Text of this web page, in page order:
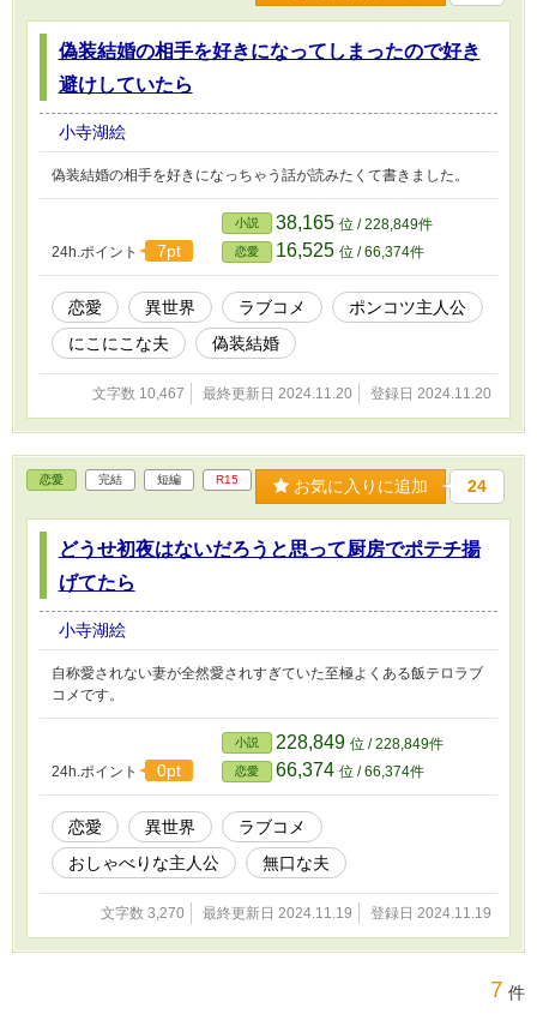
偽装結婚の相手を好きになってしまったので好き
避けしていたら
小寺湖絵
偽装結婚の相手を好きになっちゃう話が読みたくて書きました。
24h.ポイント 7pt
小説 38,165 位 / 228,849件
恋愛 16,525 位 / 66,374件
恋愛 異世界 ラブコメ
ポンコツ主人公
にこにこな夫
偽装結婚
文字数 10,467 最終更新日 2024.11.20 登録日 2024.11.20
恋愛 完結 短編 R15 お気に入りに追加 24
どうせ初夜はないだろうと思って厨房でポテチ揚
げてたら
小寺湖絵
自称愛されない妻が全然愛されすぎていた至極よくある飯テロラブ
コメです。
24h.ポイント 0pt
小説 228,849 位 / 228,849件
恋愛 66,374 位 / 66,374件
恋愛 異世界
ラブコメ
おしゃべりな主人公
無口な夫
文字数 3,270 最終更新日 2024.11.19 登録日 2024.11.19
7 件